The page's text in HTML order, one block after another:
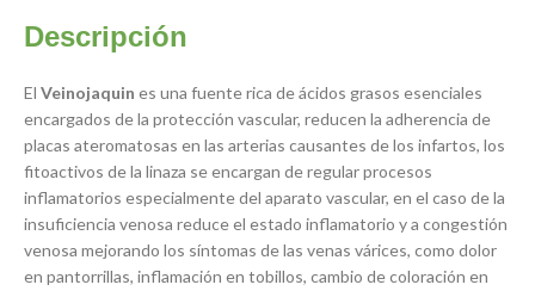
Descripción
El Veinojaquin es una fuente rica de ácidos grasos esenciales
encargados de la protección vascular, reducen la adherencia de
placas ateromatosas en las arterias causantes de los infartos, los
fitoactivos de la linaza se encargan de regular procesos
inflamatorios especialmente del aparato vascular, en el caso de la
insuficiencia venosa reduce el estado inflamatorio y a congestión
venosa mejorando los síntomas de las venas várices, como dolor
en pantorrillas, inflamación en tobillos, cambio de coloración en